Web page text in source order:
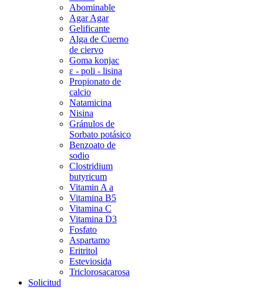
Abominable
Agar Agar
Gelificante
Alga de Cuerno
de ciervo
Goma konjac
ε - poli - lisina
Propionato de
calcio
Natamicina
Nisina
Gránulos de
Sorbato potásico
Benzoato de
sodio
Clostridium
butyricum
Vitamin A a
Vitamina B5
Vitamina C
Vitamina D3
Fosfato
Aspartamo
Eritritol
Esteviosida
Triclorosacarosa
Solicitud